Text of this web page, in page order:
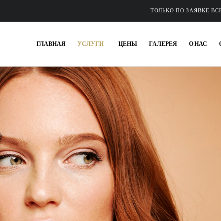
ТОЛЬКО ПО ЗАЯВКЕ
ГЛАВНАЯ УСЛУГИ ЦЕНЫ ГАЛЕРЕЯ О НАС